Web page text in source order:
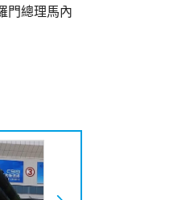
門總理馬內